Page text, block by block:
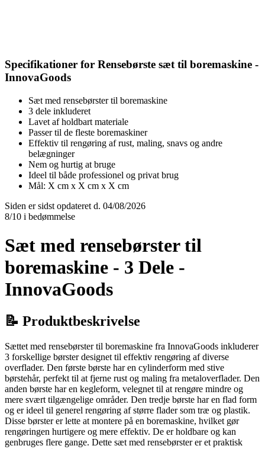
Specifikationer for Rensebørste sæt til boremaskine -
InnovaGoods
Sæt med rensebørster til boremaskine
3 dele inkluderet
Lavet af holdbart materiale
Passer til de fleste boremaskiner
Effektiv til rengøring af rust, maling, snavs og andre
belægninger
Nem og hurtig at bruge
Ideel til både professionel og privat brug
Mål: X cm x X cm x X cm
Siden er sidst opdateret d. 04/08/2026
8/10 i bedømmelse
Sæt med rensebørster til
boremaskine - 3 Dele -
InnovaGoods
📝 Produktbeskrivelse
Sættet med rensebørster til boremaskine fra InnovaGoods inkluderer
3 forskellige børster designet til effektiv rengøring af diverse
overflader. Den første børste har en cylinderform med stive
børstehår, perfekt til at fjerne rust og maling fra metaloverflader. Den
anden børste har en kegleform, velegnet til at rengøre mindre og
mere svært tilgængelige områder. Den tredje børste har en flad form
og er ideel til generel rengøring af større flader som træ og plastik.
Disse børster er lette at montere på en boremaskine, hvilket gør
rengøringen hurtigere og mere effektiv. De er holdbare og kan
genbruges flere gange. Dette sæt med rensebørster er et praktisk